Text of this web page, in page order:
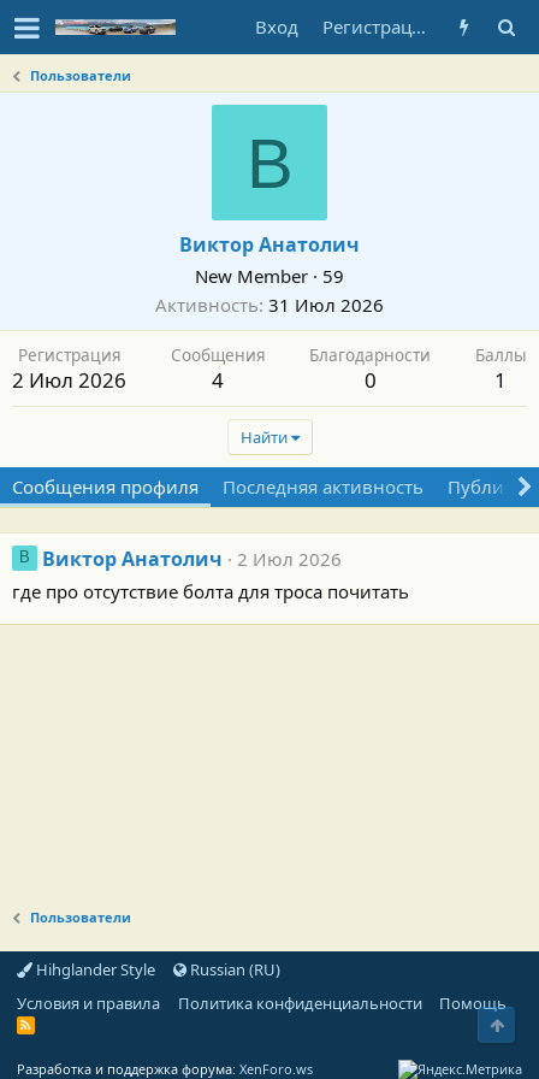
Вход Регистрация
Пользователи
В
Виктор Анатолич
New Member · 59
Активность 31 Июл 2026
Регистрация
2 Июл 2026
Сообщения
4
Благодарности
0
Баллы
1
Найти
Сообщения профиля Последняя активность
В Виктор Анатолич
2 Июл 2026
где про отсутствие болта для троса почитать
Пользователи
Hihglander Style
Russian (RU)
Условия и правила
Политика конфиденциальности Помощь
R
Разработка и поддержка форума: XenForo.ws